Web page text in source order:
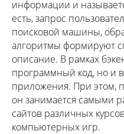
информации и
есть, запрос
поисковой машины,
алгоритмы формируют
описание. В рамках
программный код, но и
приложения. При этом,
он занимается самыми
сайтов различных
компьютерных игр.